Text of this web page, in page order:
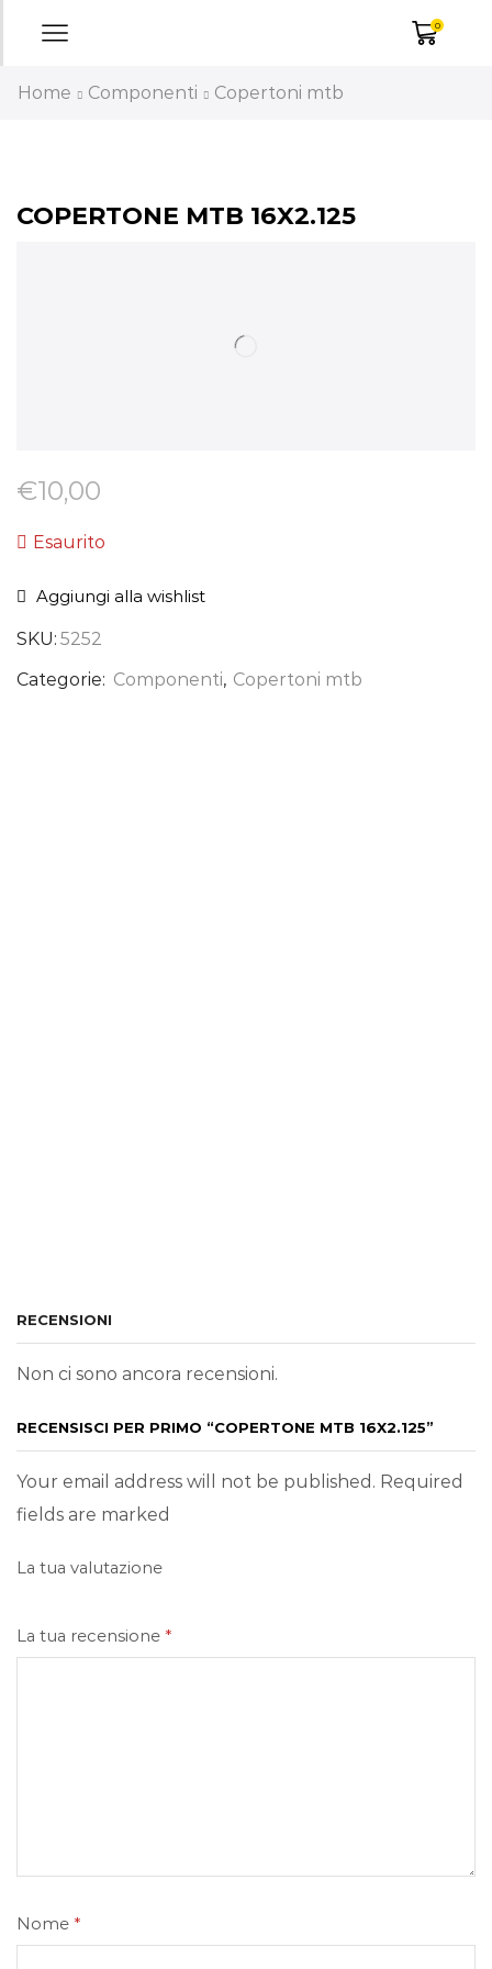
0
Home Componenti Copertoni mtb
COPERTONE MTB 16X2.125
€10,00
Esaurito
Aggiungi alla wishlist
SKU: 5252
Categorie: Componenti, Copertoni mtb
RECENSIONI
Non ci sono ancora recensioni.
RECENSISCI PER PRIMO “COPERTONE MTB 16X2.125”
Your email address will not be published. Required
fields are marked
La tua valutazione
La tua recensione *
Nome *